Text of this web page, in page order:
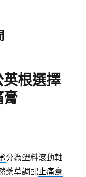
根選擇
膏
分為塑料滾動軸
藥草調配止痛膏